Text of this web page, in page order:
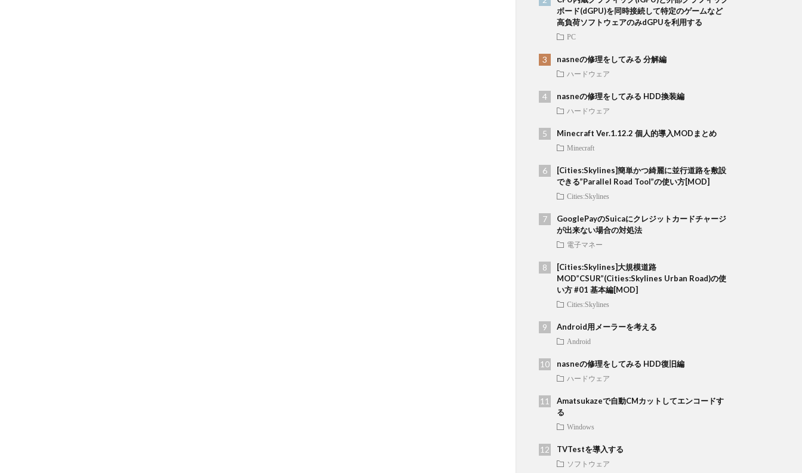
ボード(dGPU)を同時接続して特定のゲームなど
高負荷ソフトウェアのみdGPUを利用する
PC
nasneの修理をしてみる 分解編
ハードウェア
nasneの修理をしてみる HDD換装編
ハードウェア
Minecraft Ver.1.12.2 個人的導入MODまとめ
Minecraft
[Cities:Skylines]簡単かつ綺麗に並行道路を敷設
できる”Parallel Road Tool”の使い方[MOD]
Cities:Skylines
GooglePayのSuicaにクレジットカードチャージ
が出来ない場合の対処法
電子マネー
[Cities:Skylines]大規模道路
MOD”CSUR”(Cities:Skylines Urban Road)の使
い方 #01 基本編[MOD]
Cities:Skylines
Android用メーラーを考える
Android
nasneの修理をしてみる HDD復旧編
ハードウェア
Amatsukazeで自動CMカットしてエンコードす
る
Windows
TVTestを導入する
ソフトウェア